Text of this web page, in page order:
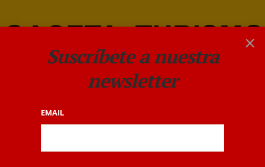
×
Suscríbete a nuestra
newsletter
EMAIL